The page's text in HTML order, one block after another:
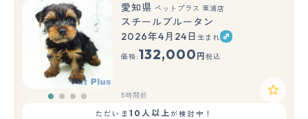
愛知県 ペットプラス 東浦店
スチールブルータン
2026年4月24日 生まれ
価格:132,000 円 税込
5時間前
ただいま 10人以上が検討中！